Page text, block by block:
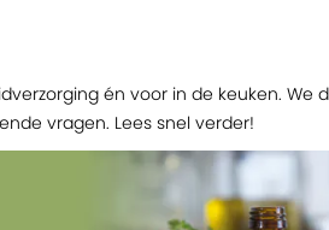
én voor in de keuken. We
vragen. Lees snel verder!